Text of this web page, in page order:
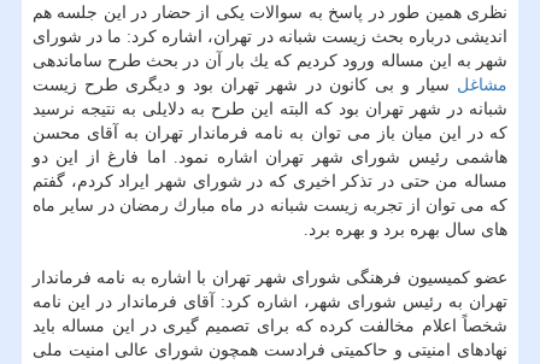
نظری همین طور در پاسخ به سوالات یكی از حضار در این جلسه هم
اندیشی درباره بحث زیست شبانه در تهران، اشاره كرد: ما در شورای
شهر به این مساله ورود كردیم كه یك بار آن در بحث طرح ساماندهی
مشاغل سیار و بی كانون در شهر تهران بود و دیگری طرح زیست
شبانه در شهر تهران بود كه البته این طرح به دلایلی به نتیجه نرسید
كه در این میان باز می توان به نامه فرماندار تهران به آقای محسن
هاشمی رئیس شورای شهر تهران اشاره نمود. اما فارغ از این دو
مساله من حتی در تذكر اخیری كه در شورای شهر ایراد كردم، گفتم
كه می توان از تجربه زیست شبانه در ماه مبارك رمضان در سایر ماه
های سال بهره برد و بهره برد.
عضو كمیسیون فرهنگی شورای شهر تهران با اشاره به نامه فرماندار
تهران به رئیس شورای شهر، اشاره كرد: آقای فرماندار در این نامه
شخصاً اعلام مخالفت كرده كه برای تصمیم گیری در این مساله باید
نهادهای امنیتی و حاكمیتی فرادست همچون شورای عالی امنیت ملی